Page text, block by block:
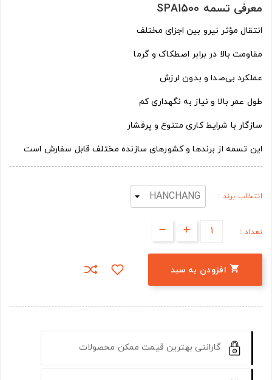
معرفی تسمه SPA1500
انتقال مؤثر نیرو بین اجزای مختلف
مقاومت بالا در برابر اصطکاک و گرما
عملکرد بی‌صدا و بدون لرزش
طول عمر بالا و نیاز به نگهداری کم
سازگار با شرایط کاری متنوع و پرفشار
این تسمه از برندها و کشورهای سازنده مختلف قابل سفارش است
انتخاب برند :
تعداد :
 افزودن به سبد
گارانتی بهترین قیمت ممکن محصولات